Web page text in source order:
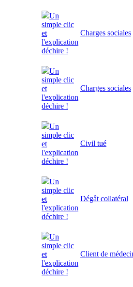
Un
simple clic
et
l'explication
déchire !
Charges sociales
Un
simple clic
et
l'explication
déchire !
Charges sociales
Un
simple clic
et
l'explication
déchire !
Civil tué
Un
simple clic
et
l'explication
déchire !
Dégât collatéral
Un
simple clic
et
l'explication
déchire !
Client de